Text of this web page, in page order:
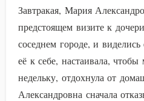
Завтракая, Мария
предстоящем визите к
соседнем городе, и
её к себе, настаивала,
недельку, отдохнула от
Александровна сначала